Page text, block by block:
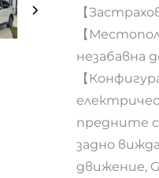
【
【
незабавна
【
предните
задно
движение,